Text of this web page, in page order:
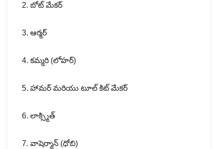
2. బోట్ మేకర్
3. ఆర్మర్
4. కమ్మరి (లోహర్)
5. హామర్ మరియు టూల్ కిట్ మేకర్
6. లాక్స్మిత్
7. వాషెర్మాన్ (ధోబి)